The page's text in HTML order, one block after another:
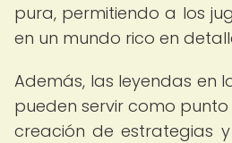
pura, permitiendo a los
en un mundo rico en
Además, las leyendas en
pueden servir como
creación de estrategias